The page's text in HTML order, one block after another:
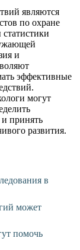
являются
по охране
и
эффективные
могут
принять
развития.
в
может
помочь